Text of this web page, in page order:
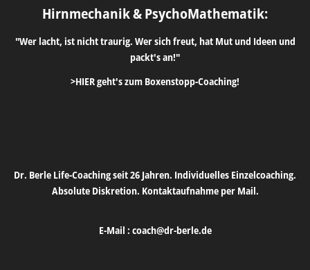
Hirnmechanik & PsychoMathematik:
"Wer lacht, ist nicht traurig. Wer sich freut, hat Mut und Ideen und
packt's an!"
>HIER geht's zum Boxenstopp-Coaching!
Dr. Berle Life-Coaching seit 26 Jahren. Individuelles Einzelcoaching.
Absolute Diskretion. Kontaktaufnahme per Mail.
E-Mail : coach@dr-berle.de